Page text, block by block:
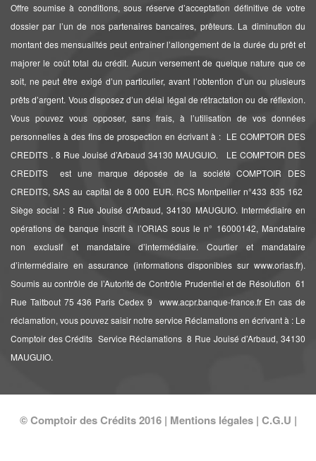
Offre soumise à conditions, sous réserve d’acceptation définitive de votre
dossier par l’un de nos partenaires bancaires, prêteurs. La diminution du
montant des mensualités peut entraîner l’allongement de la durée du prêt et
majorer le coût total du crédit. Aucun versement de quelque nature que ce
soit, ne peut être exigé d’un particulier, avant l’obtention d’un ou plusieurs
prêts d’argent. Vous disposez d’un délai légal de rétractation ou de réflexion.
Vous pouvez vous opposer, sans frais, à l’utilisation de vos données
personnelles à des fins de prospection en écrivant à : LE COMPTOIR DES
CREDITS . 8 Rue Jouisé d’Arbaud 34130 MAUGUIO. LE COMPTOIR DES
CREDITS est une marque déposée de la société COMPTOIR DES
CREDITS, SAS au capital de 8 000 EUR. RCS Montpellier n°433 835 162 
Siège social : 8 Rue Jouisé d’Arbaud, 34130 MAUGUIO. Intermédiaire en
opérations de banque inscrit à l’ORIAS sous le n° 16000142, Mandataire
non exclusif et mandataire d’intermédiaire. Courtier et mandataire
d’intermédiaire en assurance (informations disponibles sur www.orias.fr).
Soumis au contrôle de l’Autorité de Contrôle Prudentiel et de Résolution  61
Rue Taitbout 75 436 Paris Cedex 9  www.acpr.banque-france.fr En cas de
réclamation, vous pouvez saisir notre service Réclamations en écrivant à : Le
Comptoir des Crédits  Service Réclamations  8 Rue Jouisé d’Arbaud, 34130
MAUGUIO.
© Comptoir des Crédits 2016 | Mentions légales| C.G.U |